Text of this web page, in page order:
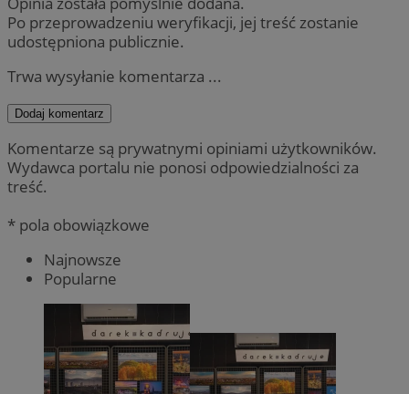
Po przeprowadzeniu weryfikacji, jej treść zostanie
udostępniona publicznie.
Trwa wysyłanie komentarza ...
Dodaj komentarz
Komentarze są prywatnymi opiniami użytkowników.
Wydawca portalu nie ponosi odpowiedzialności za
treść.
* pola obowiązkowe
Najnowsze
Popularne